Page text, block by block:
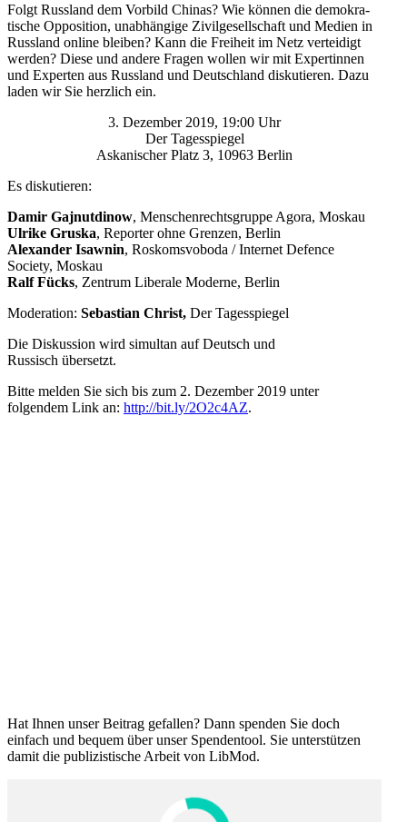
Folgt Russland dem Vorbild Chinas? Wie können die demokra­
tische Opposition, unabhängige Zivil­ge­sell­schaft und Medien in
Russland online bleiben? Kann die Freiheit im Netz verteidigt
werden? Diese und andere Fragen wollen wir mit Exper­tinnen
und Experten aus Russland und Deutschland disku­tieren. Dazu
laden wir Sie herzlich ein.
3. Dezem­ber 2019, 19:00 Uhr
Der Tagesspiegel
Askani­scher Platz 3, 10963 Berlin
Es disku­tieren:
Damir Gajnut­dinow, Menschen­rechts­gruppe Agora, Moskau
Ulrike Gruska, Reporter ohne Grenzen, Berlin
Alexander Isawnin, Roskoms­voboda /​ Internet Defence
Society, Moskau
Ralf Fücks, Zentrum Liberale Moderne, Berlin
Moderation: Sebastian Christ, Der Tagesspiegel
Die Diskussion wird simultan auf Deutsch und
Russisch übersetzt.
Bitte melden Sie sich bis zum 2. Dezember 2019 unter
folgendem Link an: http://bit.ly/2O2c4AZ.
Hat Ihnen unser Beitrag gefallen? Dann spenden Sie doch
einfach und bequem über unser Spendentool. Sie unter­stützen
damit die publi­zis­tische Arbeit von LibMod.